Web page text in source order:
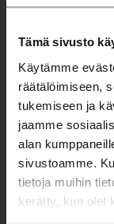
Tämä sivusto
Käytämme
räätälöimiseen,
tukemiseen ja
jaamme
alan
sivustoamme.
tietoja muihin
kerätty, kun olet
TEOKSET